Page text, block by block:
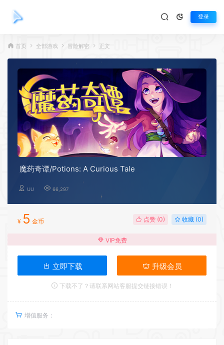
登录
首页 全部游戏 冒险解密 正文
魔药奇谭/Potions: A Curious Tale
UU 66,297
¥ 5 金币 点赞 (0) 收藏 (0)
VIP免费
立即下载 升级会员
下载不了？请联系网站客服提交链接错误！
增值服务：